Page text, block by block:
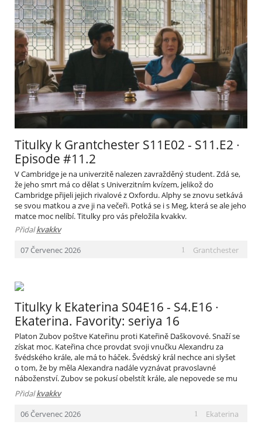
07 Červenec2026
Titulky k Grantchester S11E02 - S11.E2 ∙
Episode #11.2
V Cambridge je na univerzitě nalezen zavražděný student. Zdá se,
že jeho smrt má co dělat s Univerzitním kvízem, jelikož do
Cambridge přijeli jejich rivalové z Oxfordu. Alphy se znovu setkává
se svou matkou a zve ji na večeři. Potká se i s Meg, která se ale jeho
matce moc nelíbí. Titulky pro vás přeložila kvakkv.
Přidalkvakkv
1 Grantchester
06 Červenec2026
Titulky k Ekaterina S04E16 - S4.E16 ∙
Ekaterina. Favority: seriya 16
Platon Zubov poštve Kateřinu proti Kateřině Daškovové. Snaží se
získat moc. Kateřina chce provdat svoji vnučku Alexandru za
švédského krále, ale má to háček. Švédský král nechce ani slyšet
o tom, že by měla Alexandra nadále vyznávat pravoslavné
náboženství. Zubov se pokusí obelstít krále, ale nepovede se mu
to. Pavel Petrovič je naštvaný, že Zubov zničil jeho dceru. Konečně
i Kateřina Zubova prohlédne. Avšak přitíží se jí a pokusí se předat
vládu svému vnukovi Alexandrovi. Titulky pro vás přeložila kvakkv.
Přidalkvakkv
1 Ekaterina